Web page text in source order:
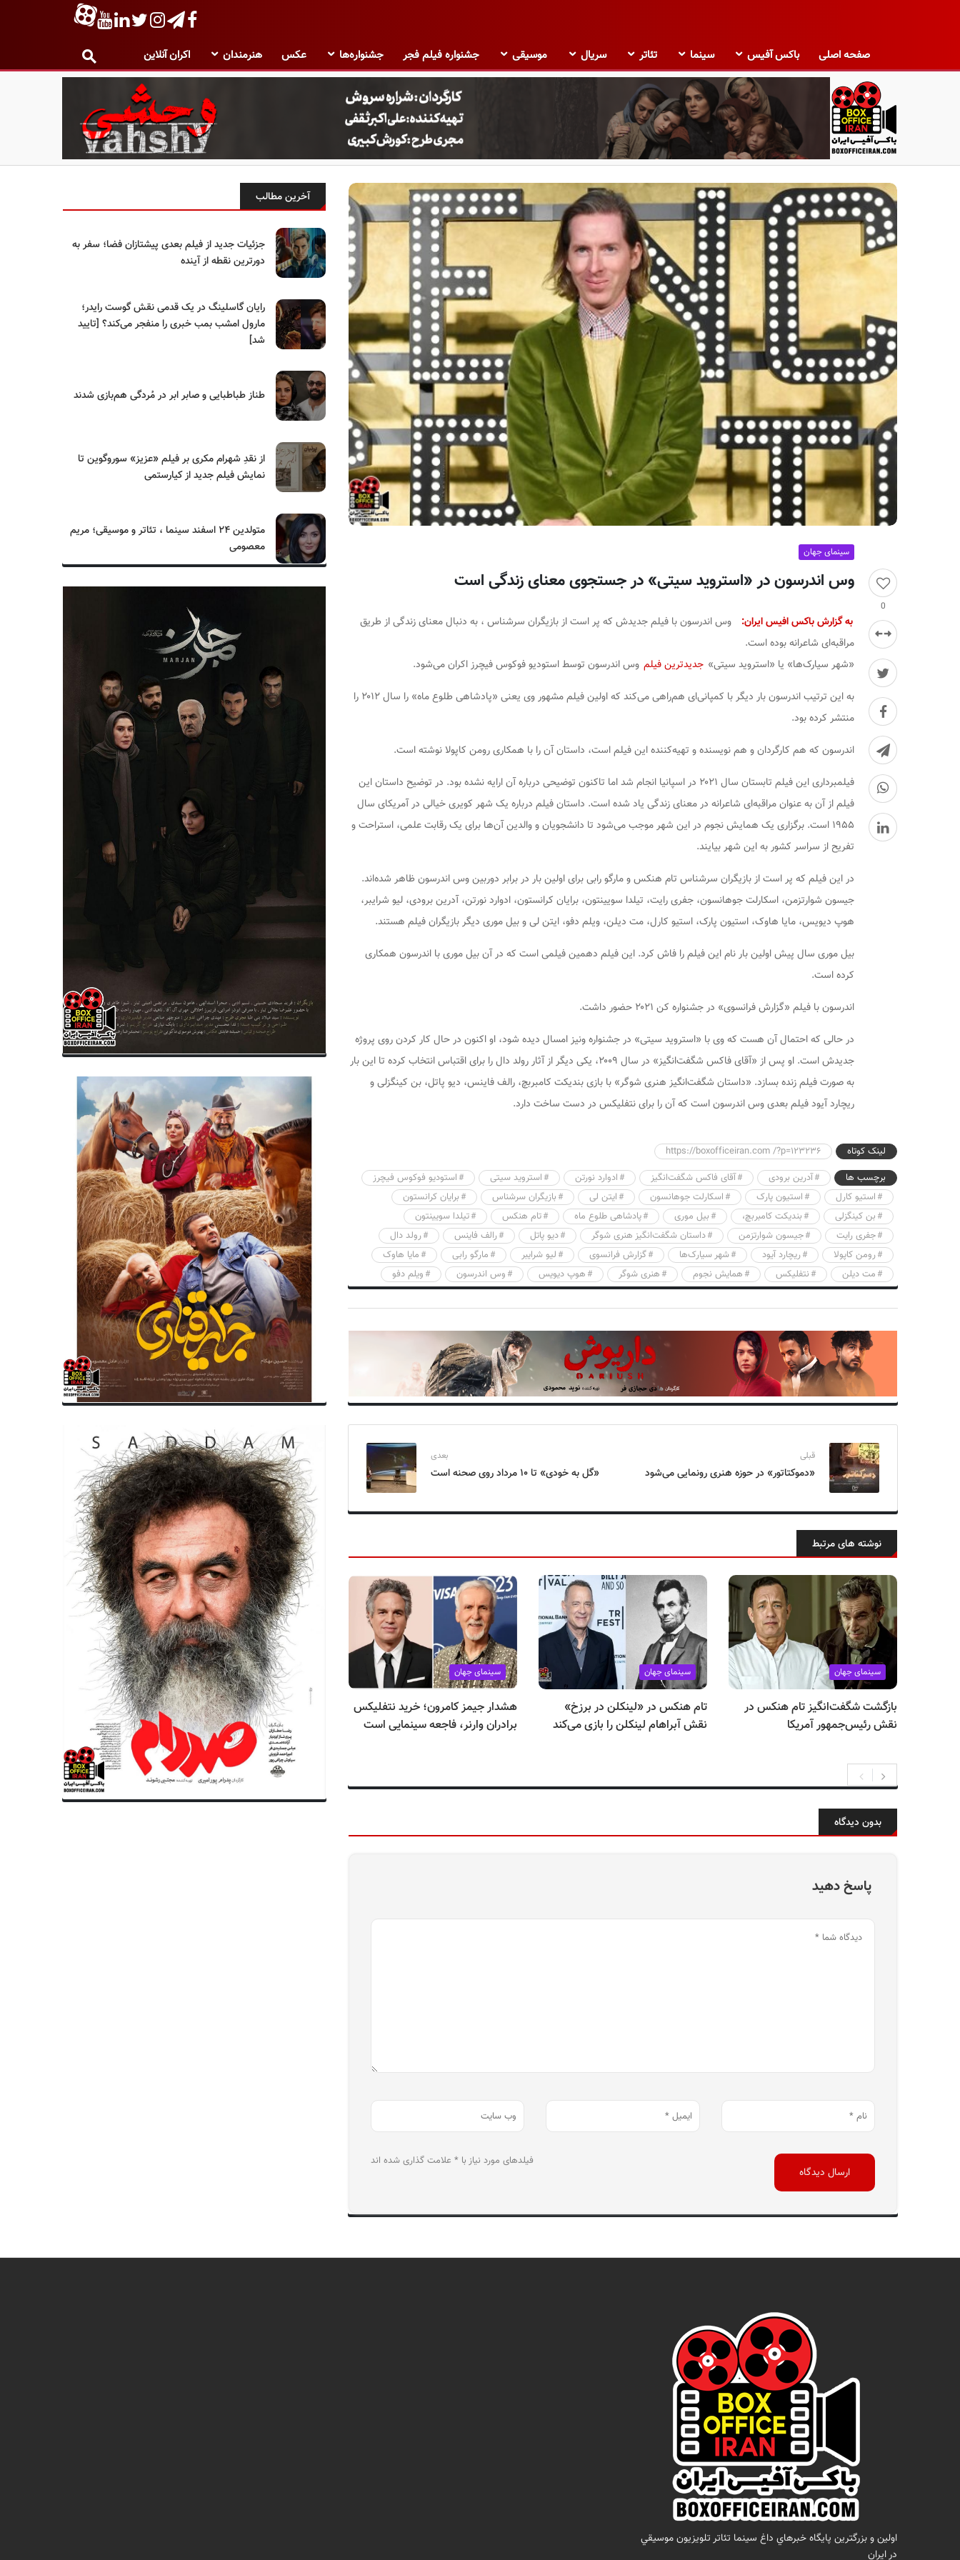
صفحه اصلی باکس آفیس سینما تئاتر سریال موسیقی جشنواره فیلم فجر جشنواره‌ها عکس هنرمندان اکران آنلاین
ب
ک
س
ف
ر
ن
0
سینمای جهان
وس اندرسون در «استروید سیتی» در جستجوی معنای زندگی است
به گزارش باکس افیس ایران:
وس اندرسون با فیلم جدیدش که پر است از بازیگران سرشناس ، به دنبال معنای زندگی از طریق
مراقبه‌ای شاعرانه بوده است.
«شهر سیارک‌ها» یا «استروید سیتی» جدیدترین فیلم وس اندرسون توسط استودیو فوکوس فیچرز اکران می‌شود.
به این ترتیب اندرسون بار دیگر با کمپانی‌ای هم‌راهی می‌کند که اولین فیلم مشهور وی یعنی «پادشاهی طلوع ماه» را سال ۲۰۱۲ را
منتشر کرده بود.
اندرسون که هم کارگردان و هم نویسنده و تهیه‌کننده این فیلم است، داستان آن را با همکاری رومن کاپولا نوشته است.
فیلمبرداری این فیلم تابستان سال ۲۰۲۱ در اسپانیا انجام شد اما تاکنون توضیحی درباره آن ارایه نشده بود. در توضیح داستان این
فیلم از آن به عنوان مراقبه‌ای شاعرانه در معنای زندگی یاد شده است. داستان فیلم درباره یک شهر کویری خیالی در آمریکای سال
۱۹۵۵ است. برگزاری یک همایش نجوم در این شهر موجب می‌شود تا دانشجویان و والدین ‌آن‌ها برای یک رقابت علمی، استراحت و
تفریح از سراسر کشور به این شهر بیایند.
در این فیلم که پر است از بازیگران سرشناس تام هنکس و مارگو رابی برای اولین بار در برابر دوربین وس اندرسون ظاهر شده‌اند.
جیسون شوارتزمن، اسکارلت جوهانسون، جفری رایت، تیلدا سویینتون، برایان کرانستون، ادوارد نورتن، آدرین برودی، لیو شرایبر،
هوپ دیویس، مایا هاوک، استیون پارک، استیو کارل، مت دیلن، ویلم دفو، ایتن لی و بیل موری دیگر بازیگران فیلم هستند.
بیل موری سال پیش اولین بار نام این فیلم را فاش کرد. این فیلم دهمین فیلمی است که در آن بیل موری با اندرسون همکاری
کرده است.
اندرسون با فیلم «گزارش فرانسوی» در جشنواره کن ۲۰۲۱ حضور داشت.
در حالی که احتمال آن هست که وی با «استروید سیتی» در جشنواره ونیز امسال دیده شود، او اکنون در حال کار کردن روی پروژه
جدیدش است. او پس از «آقای فاکس شگفت‌انگیز» در سال ۲۰۰۹، یکی دیگر از آثار رولد دال را برای اقتباس انتخاب کرده تا این بار
به صورت فیلم زنده بسازد. «داستان شگفت‌انگیز هنری شوگر» با بازی بندیکت کامبربچ، رالف فاینس، دیو پاتل، بن کینگزلی و
ریچارد آیود فیلم بعدی وس اندرسون است که آن را برای نتفلیکس در دست ساخت دارد.
لینک کوتاه
https://boxofficeiran.com /?p=123236
برچسب ها
آدرین برودی آقای فاکس شگفت‌انگیز ادوارد نورتن استروید سیتی
استودیو فوکوس فیچرز
استیو کارل
استیون پارک اسکارلت جوهانسون ایتن لی بازیگران سرشناس
برایان کرانستون
بن کینگزلی
بندیکت کامبربچ، بیل موری پادشاهی طلوع ماه تام هنکس
تیلدا سویینتون
جفری رایت
جیسون شوارتزمن داستان شگفت‌انگیز هنری شوگر دیو پاتل رالف فاینس
رولد دال
رومن کاپولا
ریچارد آیود شهر سیارک‌ها گزارش فرانسوی لیو شرایبر مارگو رابی
مایا هاوک
مت دیلن
نتفلیکس همایش نجوم هنری شوگر هوپ دیویس وس اندرسون ویلم دفو
قبلی
«دموکتاتور» در حوزه هنری رونمایی می‌شود
بعدی
«گل به خودی» تا ۱۰ مرداد روی صحنه است
نوشته های مرتبط
سینمای جهان
بازگشت شگفت‌انگیز تام هنکس در
نقش رئیس‌جمهور آمریکا
سینمای جهان
تام هنکس در «لینکلن در برزخ»
نقش آبراهام لینکلن را بازی می‌کند
سینمای جهان
هشدار جیمز کامرون؛ خرید نتفلیکس
برادران وارنر، فاجعه سینمایی است
متولدین ۳۱ دسامبر سینما ، تئاتر و
موسیقی؛ بن کینگزلی
سینمای جهان
شوک به طرفداران؛ جیمز باند
به نتفلیکس رسید
بدون دیدگاه
پاسخ دهید
فیلدهای مورد نیاز با * علامت گذاری شده اند
آخرین مطالب
جزئیات جدید از فیلم بعدی پیشتازان فضا؛ سفر به
دورترین نقطه از آینده
رایان گاسلینگ در یک قدمی نقش گوست رایدر؛
مارول امشب بمب خبری را منفجر می‌کند؟ [تایید
شد]
طناز طباطبایی و صابر ابر در مُردگی هم‌بازی شدند
از نقدِ شهرام مکری بر فیلم «عزیز» سوروگوین تا
نمایش فیلم جدید از کیارستمی
متولدین ۲۴ اسفند سینما ، تئاتر و موسیقی؛ مریم
معصومی
اولين و بزرگترين پايگاه خبرهاي داغ سينما تئاتر تلويزيون موسيقي
در ايران